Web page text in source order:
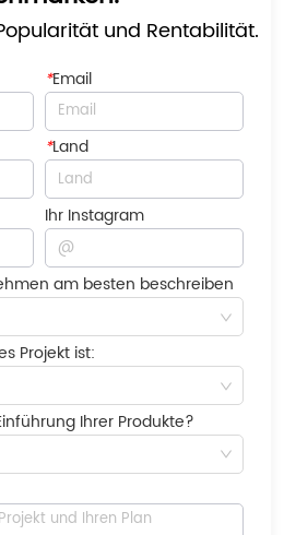
und Rentabilität.
*Email
*Land
Ihr Instagram
am besten beschreiben
Projekt ist:
Ihrer Produkte?